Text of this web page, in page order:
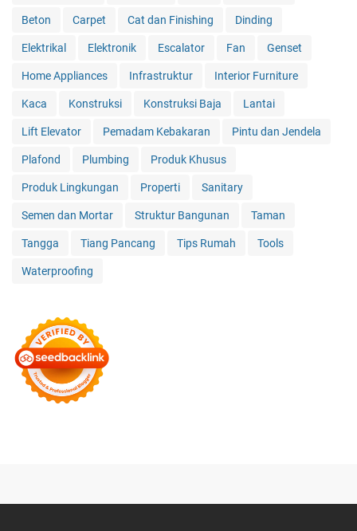
Beton Carpet Cat dan Finishing Dinding
Elektrikal Elektronik Escalator Fan Genset
Home Appliances Infrastruktur Interior Furniture
Kaca Konstruksi Konstruksi Baja Lantai
Lift Elevator Pemadam Kebakaran Pintu dan Jendela
Plafond Plumbing Produk Khusus
Produk Lingkungan Properti Sanitary
Semen dan Mortar Struktur Bangunan Taman
Tangga Tiang Pancang Tips Rumah Tools
Waterproofing